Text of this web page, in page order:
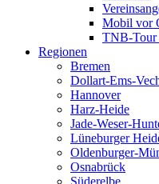
Mobil vor
TNB-Tour
Regionen
Bremen
Dollart-Ems-
Hannover
Harz-Heide
Jade-Weser-
Lüneburger
Oldenburger-
Osnabrück
Süderelbe